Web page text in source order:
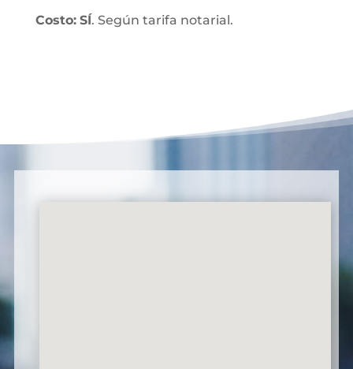
Costo: SÍ. Según tarifa notarial.